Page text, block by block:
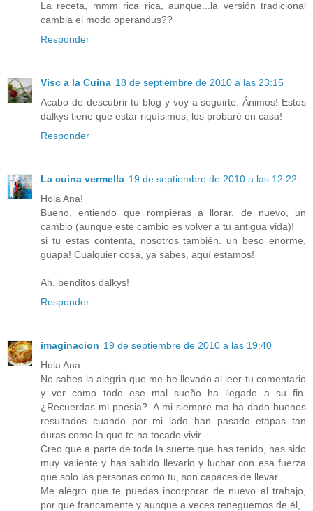
La receta, mmm rica rica, aunque...la versión tradicional
cambia el modo operandus??
Responder
Visc a la Cuina 18 de septiembre de 2010 a las 23:15
Acabo de descubrir tu blog y voy a seguirte. Ánimos! Estos
dalkys tiene que estar riquísimos, los probaré en casa!
Responder
La cuina vermella 19 de septiembre de 2010 a las 12:22
Hola Ana!
Bueno, entiendo que rompieras a llorar, de nuevo, un
cambio (aunque este cambio es volver a tu antigua vida)!
si tu estas contenta, nosotros también. un beso enorme,
guapa! Cualquier cosa, ya sabes, aquí estamos!
Ah, benditos dalkys!
Responder
imaginacion 19 de septiembre de 2010 a las 19:40
Hola Ana.
No sabes la alegria que me he llevado al leer tu comentario
y ver como todo ese mal sueño ha llegado a su fin.
¿Recuerdas mi poesia?. A mi siempre ma ha dado buenos
resultados cuando por mi lado han pasado etapas tan
duras como la que te ha tocado vivir.
Creo que a parte de toda la suerte que has tenido, has sido
muy valiente y has sabido llevarlo y luchar con esa fuerza
que solo las personas como tu, son capaces de llevar.
Me alegro que te puedas incorporar de nuevo al trabajo,
por que francamente y aunque a veces reneguemos de él,